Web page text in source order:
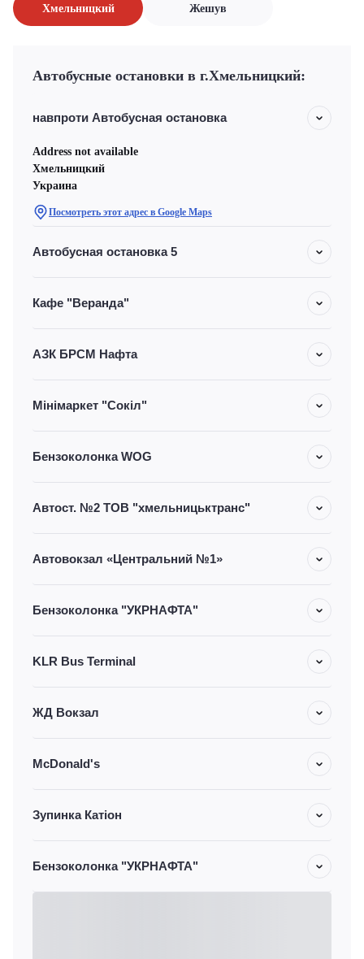
Хмельницкий Жешув
Автобусные остановки в г.Хмельницкий:
навпроти Автобусная остановка
Address not available
Хмельницкий
Украина
Посмотреть этот адрес в Google Maps
Автобусная остановка 5
Кафе "Веранда"
АЗК БРСМ Нафта
Мінімаркет "Сокіл"
Бензоколонка WOG
Автост. №2 ТОВ "хмельницьктранс"
Автовокзал «Центральний №1»
Бензоколонка "УКРНАФТА"
KLR Bus Terminal
ЖД Вокзал
McDonald's
Зупинка Катіон
Бензоколонка "УКРНАФТА"